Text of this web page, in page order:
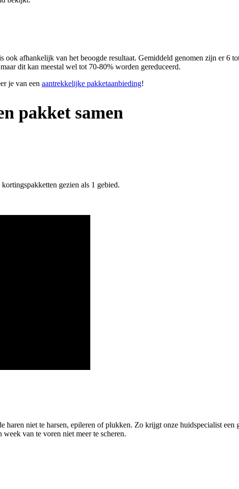
ook afhankelijk van het beoogde resultaat. Gemiddeld genomen zijn er 6
dit kan meestal wel tot 70-80% worden gereduceerd.
je van een aantrekkelijke pakketaanbieding!
pakket samen
gezien als 1 gebied.
niet te harsen, epileren of plukken. Zo krijgt onze huidspecialist een
van te voren niet meer te scheren.